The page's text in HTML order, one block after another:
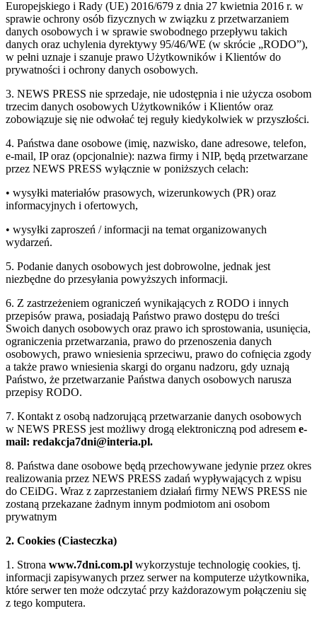
Europejskiego i Rady (UE) 2016/679 z dnia 27 kwietnia 2016 r. w
sprawie ochrony osób fizycznych w związku z przetwarzaniem
danych osobowych i w sprawie swobodnego przepływu takich
danych oraz uchylenia dyrektywy 95/46/WE (w skrócie „RODO”),
w pełni uznaje i szanuje prawo Użytkowników i Klientów do
prywatności i ochrony danych osobowych.
3. NEWS PRESS nie sprzedaje, nie udostępnia i nie użycza osobom
trzecim danych osobowych Użytkowników i Klientów oraz
zobowiązuje się nie odwołać tej reguły kiedykolwiek w przyszłości.
4. Państwa dane osobowe (imię, nazwisko, dane adresowe, telefon,
e-mail, IP oraz (opcjonalnie): nazwa firmy i NIP, będą przetwarzane
przez NEWS PRESS wyłącznie w poniższych celach:
• wysyłki materiałów prasowych, wizerunkowych (PR) oraz
informacyjnych i ofertowych,
• wysyłki zaproszeń / informacji na temat organizowanych
wydarzeń.
5. Podanie danych osobowych jest dobrowolne, jednak jest
niezbędne do przesyłania powyższych informacji.
6. Z zastrzeżeniem ograniczeń wynikających z RODO i innych
przepisów prawa, posiadają Państwo prawo dostępu do treści
Swoich danych osobowych oraz prawo ich sprostowania, usunięcia,
ograniczenia przetwarzania, prawo do przenoszenia danych
osobowych, prawo wniesienia sprzeciwu, prawo do cofnięcia zgody
a także prawo wniesienia skargi do organu nadzoru, gdy uznają
Państwo, że przetwarzanie Państwa danych osobowych narusza
przepisy RODO.
7. Kontakt z osobą nadzorującą przetwarzanie danych osobowych
w NEWS PRESS jest możliwy drogą elektroniczną pod adresem e-
mail: redakcja7dni@interia.pl.
8. Państwa dane osobowe będą przechowywane jedynie przez okres
realizowania przez NEWS PRESS zadań wypływających z wpisu
do CEiDG. Wraz z zaprzestaniem działań firmy NEWS PRESS nie
zostaną przekazane żadnym innym podmiotom ani osobom
prywatnym
2. Cookies (Ciasteczka)
1. Strona www.7dni.com.pl wykorzystuje technologię cookies, tj.
informacji zapisywanych przez serwer na komputerze użytkownika,
które serwer ten może odczytać przy każdorazowym połączeniu się
z tego komputera.